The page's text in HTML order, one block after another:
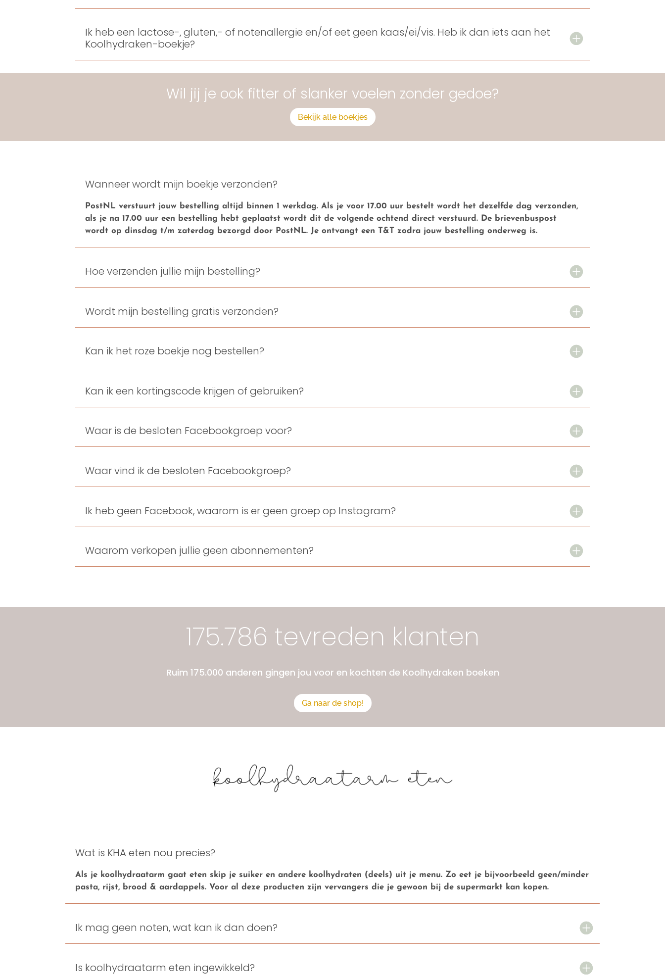
Ik heb een lactose-, gluten,- of notenallergie en/of eet geen kaas/ei/vis. Heb ik dan iets aan het
Koolhydraken-boekje?
Wil jij je ook fitter of slanker voelen zonder gedoe?
Bekijk alle boekjes
Wanneer wordt mijn boekje verzonden?
PostNL verstuurt jouw bestelling altijd binnen 1 werkdag. Als je voor 17.00 uur bestelt wordt het dezelfde dag verzonden,
als je na 17.00 uur een bestelling hebt geplaatst wordt dit de volgende ochtend direct verstuurd. De brievenbuspost
wordt op dinsdag t/m zaterdag bezorgd door PostNL. Je ontvangt een T&T zodra jouw bestelling onderweg is.
Hoe verzenden jullie mijn bestelling?
Wordt mijn bestelling gratis verzonden?
Kan ik het roze boekje nog bestellen?
Kan ik een kortingscode krijgen of gebruiken?
Waar is de besloten Facebookgroep voor?
Waar vind ik de besloten Facebookgroep?
Ik heb geen Facebook, waarom is er geen groep op Instagram?
Waarom verkopen jullie geen abonnementen?
175.786 tevreden klanten
Ruim 175.000 anderen gingen jou voor en kochten de Koolhydraken boeken
Ga naar de shop!
Wat is KHA eten nou precies?
Als je koolhydraatarm gaat eten skip je suiker en andere koolhydraten (deels) uit je menu. Zo eet je bijvoorbeeld geen/minder
pasta, rijst, brood & aardappels. Voor al deze producten zijn vervangers die je gewoon bij de supermarkt kan kopen.
Ik mag geen noten, wat kan ik dan doen?
Is koolhydraatarm eten ingewikkeld?